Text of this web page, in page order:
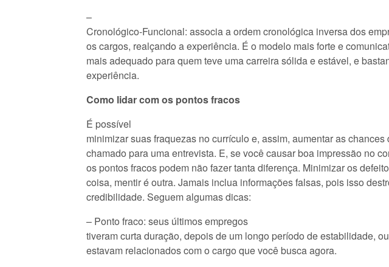
–
Cronológico-Funcional: associa a ordem cronológica inversa dos
os cargos, realçando a experiência. É o modelo mais forte e
mais adequado para quem teve uma carreira sólida e estável, e
experiência.
Como lidar com os pontos fracos
É possível
minimizar suas fraquezas no currículo e, assim, aumentar as chances
chamado para uma entrevista. E, se você causar boa impressão no
os pontos fracos podem não fazer tanta diferença. Minimizar os
coisa, mentir é outra. Jamais inclua informações falsas, pois isso
credibilidade. Seguem algumas dicas:
– Ponto fraco: seus últimos empregos
tiveram curta duração, depois de um longo período de estabilidade,
estavam relacionados com o cargo que você busca agora.